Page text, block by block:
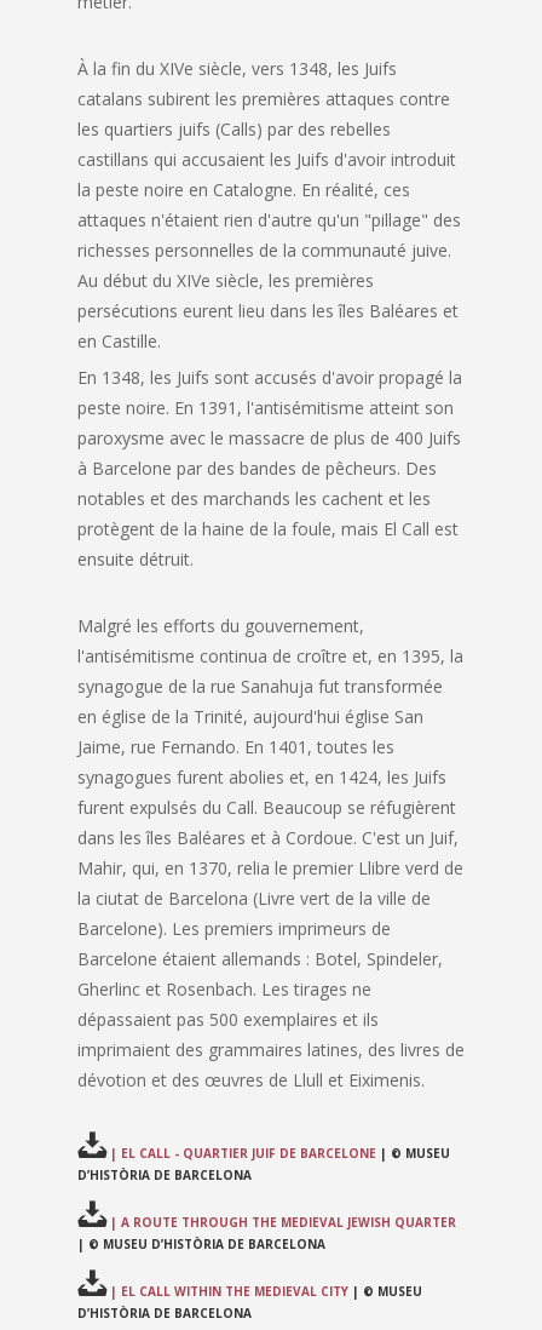
À la fin du XIVe siècle, vers 1348, les Juifs
catalans subirent les premières attaques contre
les quartiers juifs (Calls) par des rebelles
castillans qui accusaient les Juifs d'avoir introduit
la peste noire en Catalogne. En réalité, ces
attaques n'étaient rien d'autre qu'un "pillage" des
richesses personnelles de la communauté juive.
Au début du XIVe siècle, les premières
persécutions eurent lieu dans les îles Baléares et
en Castille.
En 1348, les Juifs sont accusés d'avoir propagé la
peste noire. En 1391, l'antisémitisme atteint son
paroxysme avec le massacre de plus de 400 Juifs
à Barcelone par des bandes de pêcheurs. Des
notables et des marchands les cachent et les
protègent de la haine de la foule, mais El Call est
ensuite détruit.
Malgré les efforts du gouvernement,
l'antisémitisme continua de croître et, en 1395, la
synagogue de la rue Sanahuja fut transformée
en église de la Trinité, aujourd'hui église San
Jaime, rue Fernando. En 1401, toutes les
synagogues furent abolies et, en 1424, les Juifs
furent expulsés du Call. Beaucoup se réfugièrent
dans les îles Baléares et à Cordoue. C'est un Juif,
Mahir, qui, en 1370, relia le premier Llibre verd de
la ciutat de Barcelona (Livre vert de la ville de
Barcelone). Les premiers imprimeurs de
Barcelone étaient allemands : Botel, Spindeler,
Gherlinc et Rosenbach. Les tirages ne
dépassaient pas 500 exemplaires et ils
imprimaient des grammaires latines, des livres de
dévotion et des œuvres de Llull et Eiximenis.
| EL CALL - QUARTIER JUIF DE BARCELONE | © MUSEU
D’HISTÒRIA DE BARCELONA
| A ROUTE THROUGH THE MEDIEVAL JEWISH QUARTER
| © MUSEU D’HISTÒRIA DE BARCELONA
| EL CALL WITHIN THE MEDIEVAL CITY | © MUSEU
D’HISTÒRIA DE BARCELONA